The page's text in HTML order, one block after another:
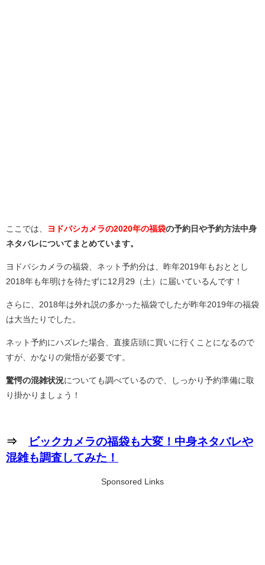
ここでは、 ヨドバシカメラの2020年の福袋の予約日や予約方法中身
ネタバレについてまとめています。
ヨドバシカメラの福袋、ネット予約分は、昨年2019年もおととし
2018年も年明けを待たずに12月29（土）に届いているんです！
さらに、2018年は外れ説の多かった福袋でしたが昨年2019年の福袋
は大当たりでした。
ネット予約にハズレた場合、直接店頭に買いに行くことになるので
すが、かなりの覚悟が必要です。
驚愕の混雑状況についても調べているので、しっかり予約準備に取
り掛かりましょう！
⇒
ビックカメラの福袋も大変！中身ネタバレや
混雑も調査してみた！
Sponsored Links